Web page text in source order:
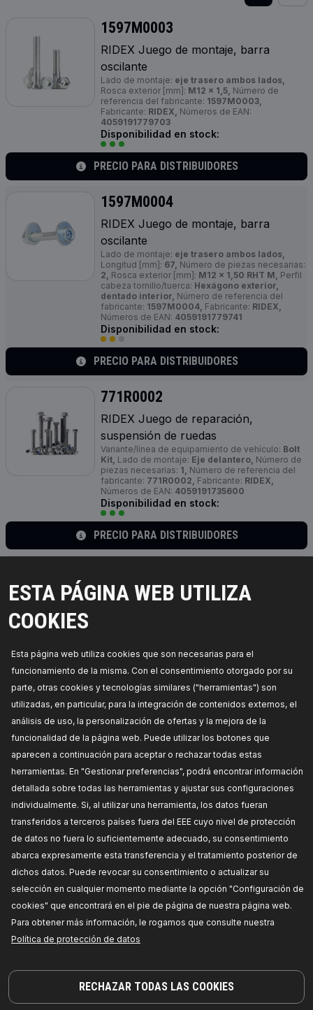
ESTA PÁGINA WEB UTILIZA
COOKIES
Esta página web utiliza cookies que son necesarias para el
funcionamiento de la misma. Con el consentimiento otorgado por su
parte, otras cookies y tecnologías similares ("herramientas") son
utilizadas, en particular, para la integración de contenidos externos, el
análisis de uso, la personalización de ofertas y la mejora de la
funcionalidad de la página web. Puede utilizar los botones que
aparecen a continuación para aceptar o rechazar todas estas
herramientas. En "Gestionar preferencias", podrá encontrar información
detallada sobre todas las herramientas y ajustar sus configuraciones
individualmente. Si, al utilizar una herramienta, los datos fueran
transferidos a terceros países fuera del EEE cuyo nivel de protección
de datos no fuera lo suficientemente adecuado, su consentimiento
abarca expresamente esta transferencia y el tratamiento posterior de
dichos datos. Puede revocar su consentimiento o actualizar su
selección en cualquier momento mediante la opción "Configuración de
cookies" que encontrará en el pie de página de nuestra página web.
Para obtener más información, le rogamos que consulte nuestra
Política de protección de datos
RECHAZAR TODAS LAS COOKIES
1597M0003
RIDEX Juego de montaje, barra
oscilante
Lado de montaje: eje trasero ambos lados,
Rosca exterior [mm]: M12 x 1,5, Número de
referencia del fabricante: 1597M0003,
Fabricante: RIDEX, Números de EAN:
4059191779703
Disponibilidad en stock:
PRECIO PARA DISTRIBUIDORES
1597M0004
RIDEX Juego de montaje, barra
oscilante
Lado de montaje: eje trasero ambos lados,
Longitud [mm]: 67, Número de piezas necesarias:
2, Rosca exterior [mm]: M12 x 1,50 RHT M, Perfil
cabeza tornillo/tuerca: Hexágono exterior,
dentado interior, Número de referencia del
fabricante: 1597M0004, Fabricante: RIDEX,
Números de EAN: 4059191779741
Disponibilidad en stock:
PRECIO PARA DISTRIBUIDORES
771R0002
RIDEX Juego de reparación,
suspensión de ruedas
Variante/línea de equipamiento de vehículo: Bolt
Kit, Lado de montaje: Eje delantero, Número de
piezas necesarias: 1, Número de referencia del
fabricante: 771R0002, Fabricante: RIDEX,
Números de EAN: 4059191735600
Disponibilidad en stock:
PRECIO PARA DISTRIBUIDORES
RIDEX Juego de reparación,
[cm]:13,Número de referencia del fabricante:
771R0172,
Fabricante: RIDEX,
Números de EAN:
4066423219050
Disponibilidad en stock:
PRECIO PARA DISTRIBUIDORES
771R0201
RIDEX Juego de reparación,
suspensión de ruedas
Lado de montaje:Eje delantero, derecha, Eje
delantero, izquierda, debajo,Altura:48,
Diámetro interior [mm]:
16,
Diámetro exterior
[mm]:65,Artículo complementario / Información
complementaria: con accesorios,
Unidad de
cantidad:Kit, Número de referencia del
fabricante:771R0201,Fabricante:RIDEX,
Disponibilidad en stock:
PRECIO PARA DISTRIBUIDORES
RIDEX Juego de montaje, barra
oscilante